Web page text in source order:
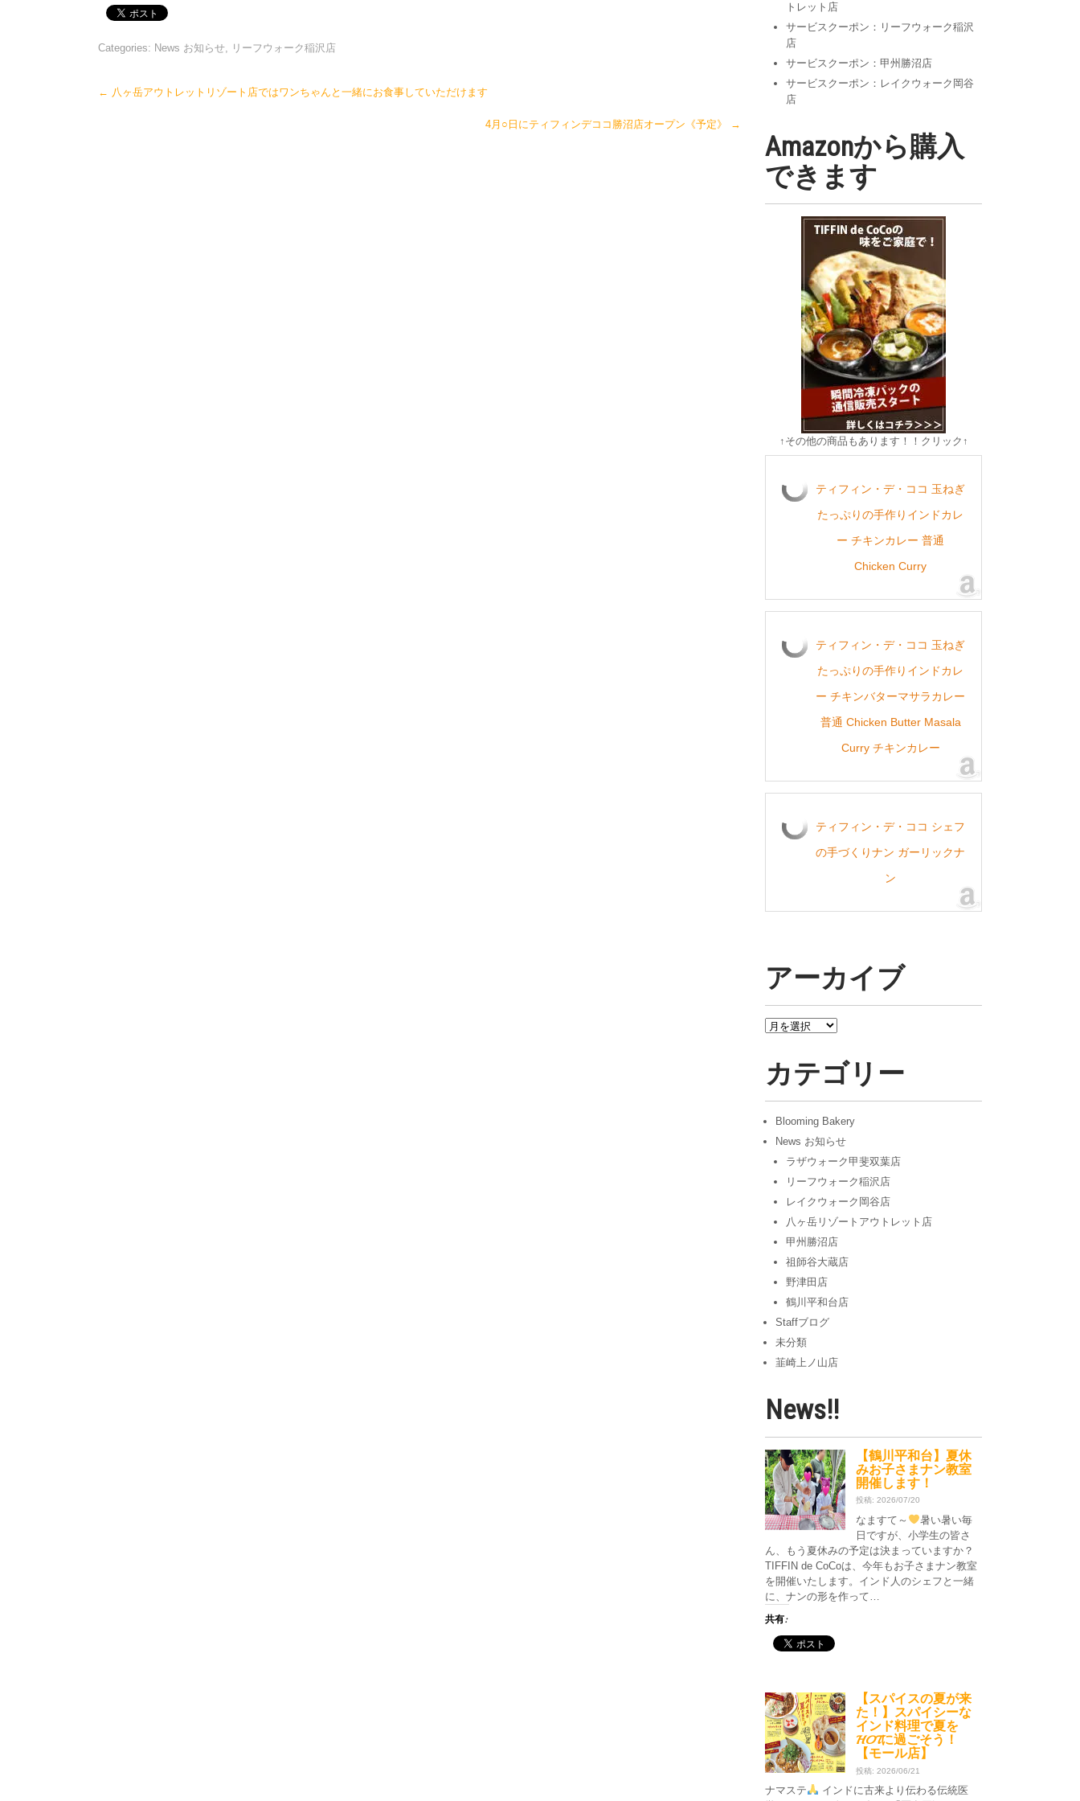
Categories: News お知らせ, リーフウォーク稲沢店
Post
← 八ヶ岳アウトレットリゾート店ではワンちゃんと一緒にお食事していただけます
4月○日にティフィンデココ勝沼店オープン《予定》 →
トレット店
サービスクーポン：リーフウォーク稲沢
店
サービスクーポン：甲州勝沼店
サービスクーポン：レイクウォーク岡谷
店
Amazonから購入
できます
↑その他の商品もあります！！クリック↑
ティフィン・デ・ココ 玉ねぎ
たっぷりの手作りインドカレ
ー チキンカレー 普通
Chicken Curry
ティフィン・デ・ココ 玉ねぎ
たっぷりの手作りインドカレ
ー チキンバターマサラカレー
普通 Chicken Butter Masala
Curry チキンカレー
ティフィン・デ・ココ シェフ
の手づくりナン ガーリックナ
ン
アーカイブ
ア
イ
ブカテゴリー
Blooming Bakery
News お知らせ
ラザウォーク甲斐双葉店
リーフウォーク稲沢店
レイクウォーク岡谷店
八ヶ岳リゾートアウトレット店
甲州勝沼店
祖師谷大蔵店
野津田店
鶴川平和台店
Staffブログ
未分類
韮崎上ノ山店
News!!
【鶴川平和台】夏休
みお子さまナン教室
開催します！
投稿: 2026/07/20
なますて～
暑い暑い毎
日ですが、小学生の皆さ
ん、もう夏休みの予定は決まっていますか？
TIFFIN de CoCoは、今年もお子さまナン教室
を開催いたします。インド人のシェフと一緒
に、ナンの形を作って…
共有:
【スパイスの夏が来
た！】スパイシーな
インド料理で夏を
HOTに過ごそう！
【モール店】
投稿: 2026/06/21
ナマステ
インドに古来より伝わる伝統医